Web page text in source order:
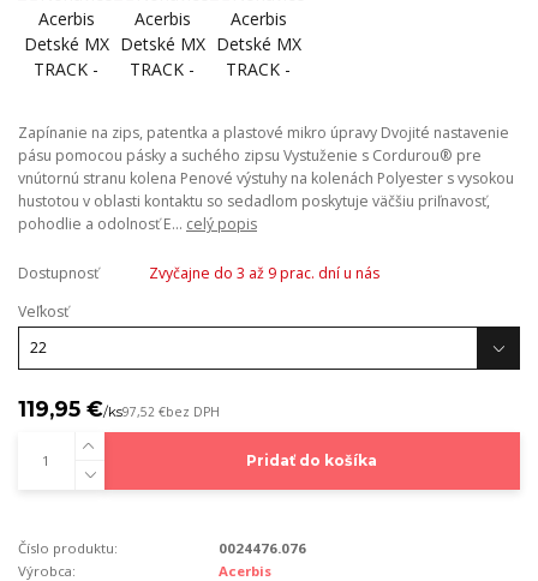
Zapínanie na zips, patentka a plastové mikro úpravy Dvojité nastavenie
pásu pomocou pásky a suchého zipsu Vystuženie s Cordurou® pre
vnútornú stranu kolena Penové výstuhy na kolenách Polyester s vysokou
hustotou v oblasti kontaktu so sedadlom poskytuje väčšiu priľnavosť,
pohodlie a odolnosť E... celý popis
Dostupnosť
Zvyčajne do 3 až 9 prac. dní u nás
Veľkosť
119,95 €/ks97,52 €bez DPH
Pridať do košíka
Číslo produktu:
0024476.076
Výrobca:
Acerbis